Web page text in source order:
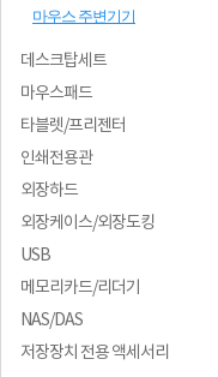
마우스 주변기기
데스크탑세트
마우스패드
타블렛/프리젠터
인쇄전용관
외장하드
외장케이스/외장도킹
USB
메모리카드/리더기
NAS/DAS
저장장치 전용 액세서리